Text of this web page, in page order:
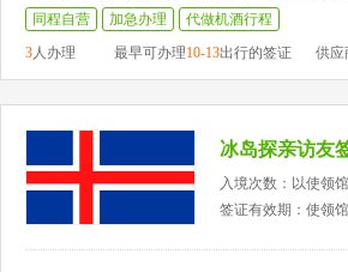
同程自营 加急办理
代做机酒行程
3人办理 最早可办理10-13出行的签证 供应
冰岛探亲访友
入境次数：以使领
签证有效期：使领